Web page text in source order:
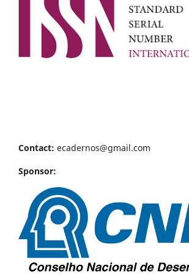
Contact: ecadernos@gmail.com
Sponsor: